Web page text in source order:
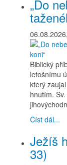
„Do
Biblický
letošnímu
který
hnutím.
Číst dál...
Ježíš
33)